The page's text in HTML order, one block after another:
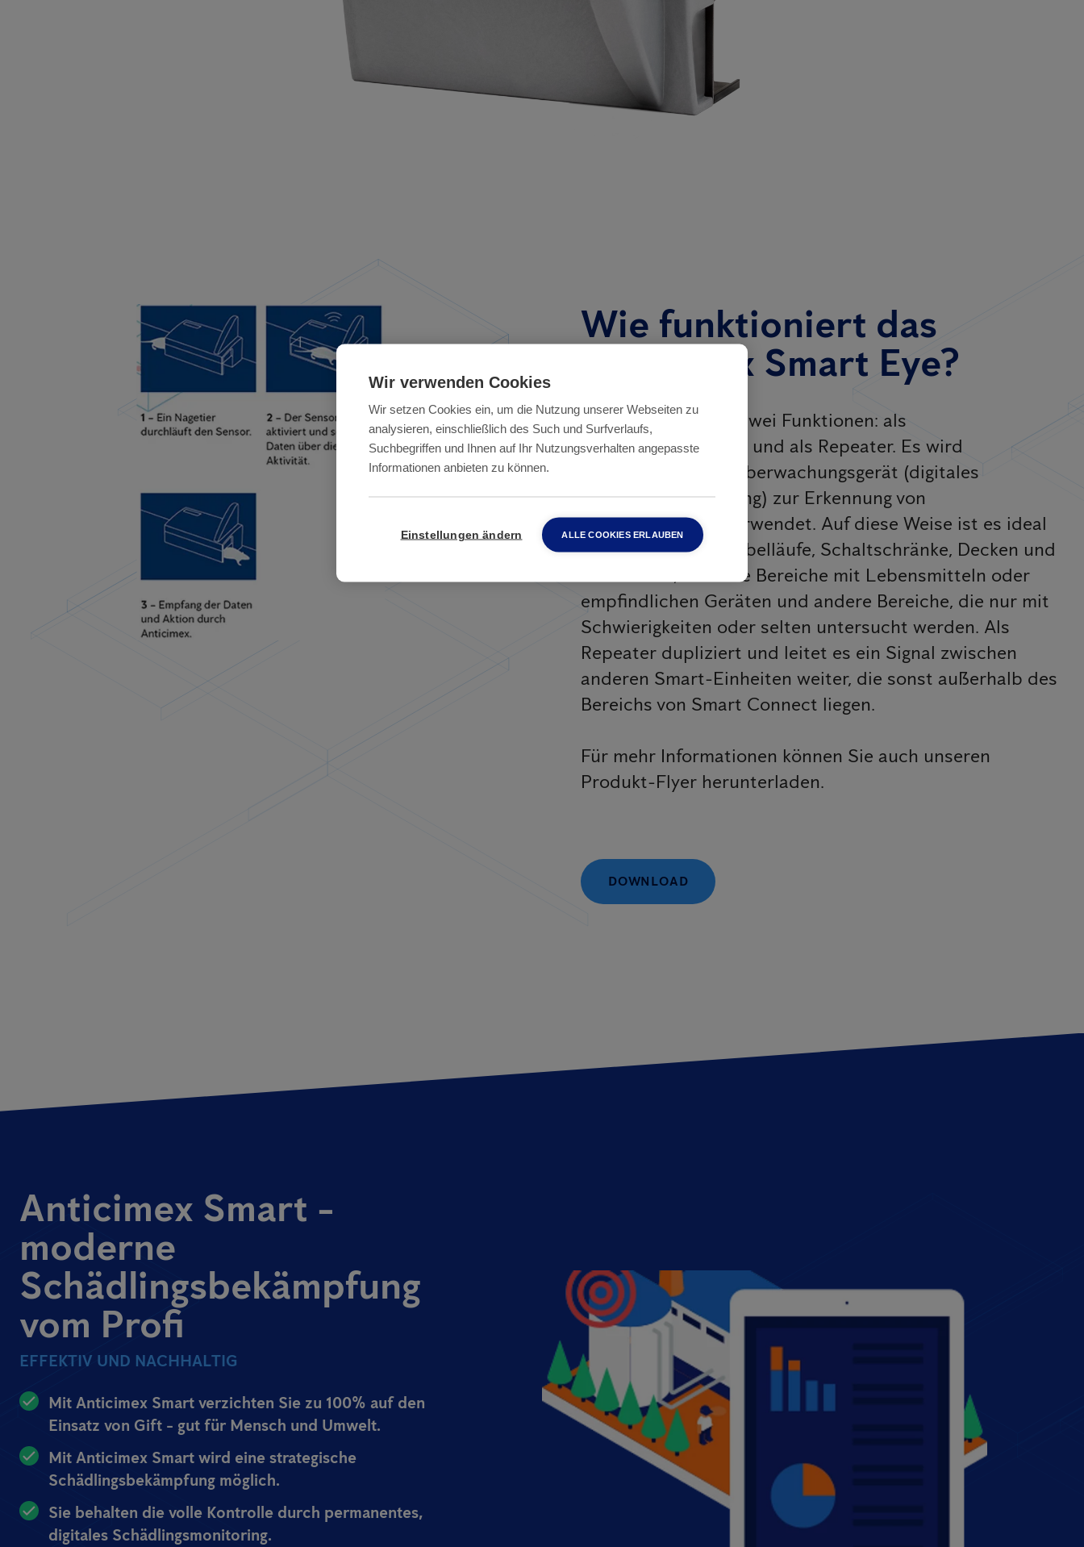
Wie funktioniert das
Anticimex Smart Eye?
Das Smart Eye hat zwei Funktionen: als
Überwachungsgerät und als Repeater. Es wird
hauptsächlich als Überwachungsgerät (digitales
Schädlingsmonitoring) zur Erkennung von
Nagetieraktivität verwendet. Auf diese Weise ist es ideal
für Serverräume, Kabelläufe, Schaltschränke, Decken und
Hohlräume, sensible Bereiche mit Lebensmitteln oder
empfindlichen Geräten und andere Bereiche, die nur mit
Schwierigkeiten oder selten untersucht werden. Als
Repeater dupliziert und leitet es ein Signal zwischen
anderen Smart-Einheiten weiter, die sonst außerhalb des
Bereichs von Smart Connect liegen.
Für mehr Informationen können Sie auch unseren
Produkt-Flyer herunterladen.
DOWNLOAD
Anticimex Smart -
moderne
Schädlingsbekämpfung
vom Profi
EFFEKTIV UND NACHHALTIG
Mit Anticimex Smart verzichten Sie zu 100% auf den
Einsatz von Gift - gut für Mensch und Umwelt.
Mit Anticimex Smart wird eine strategische
Schädlingsbekämpfung möglich.
Sie behalten die volle Kontrolle durch permanentes,
digitales Schädlingsmonitoring.
Wir verwenden Cookies
Wir setzen Cookies ein, um die Nutzung unserer Webseiten zu
analysieren, einschließlich des Such und Surfverlaufs,
Suchbegriffen und Ihnen auf Ihr Nutzungsverhalten angepasste
Informationen anbieten zu können.
Einstellungen ändern ALLE COOKIES ERLAUBEN